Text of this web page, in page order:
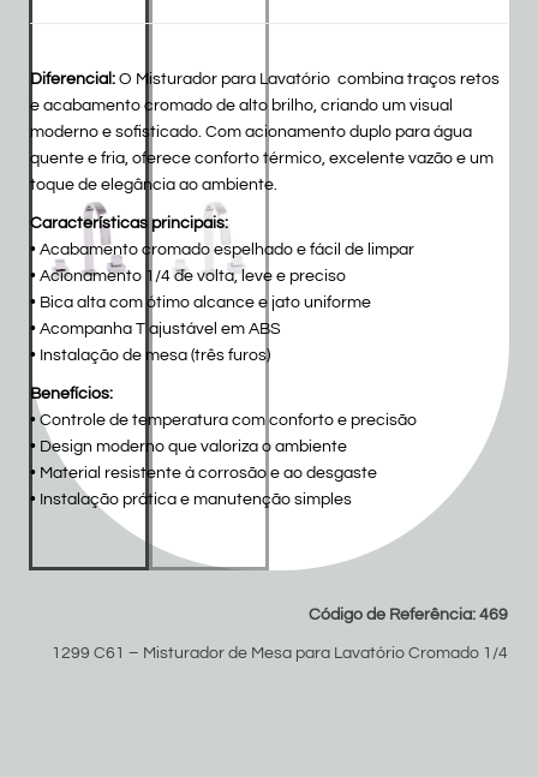
Diferencial: O Misturador para Lavatório combina traços retos
e acabamento cromado de alto brilho, criando um visual
moderno e sofisticado. Com acionamento duplo para água
quente e fria, oferece conforto térmico, excelente vazão e um
toque de elegância ao ambiente.
Características principais:
• Acabamento cromado espelhado e fácil de limpar
• Acionamento 1/4 de volta, leve e preciso
• Bica alta com ótimo alcance e jato uniforme
• Acompanha T ajustável em ABS
• Instalação de mesa (três furos)
Benefícios:
• Controle de temperatura com conforto e precisão
• Design moderno que valoriza o ambiente
• Material resistente à corrosão e ao desgaste
• Instalação prática e manutenção simples
Código de Referência: 469
1299 C61 – Misturador de Mesa para Lavatório Cromado 1/4